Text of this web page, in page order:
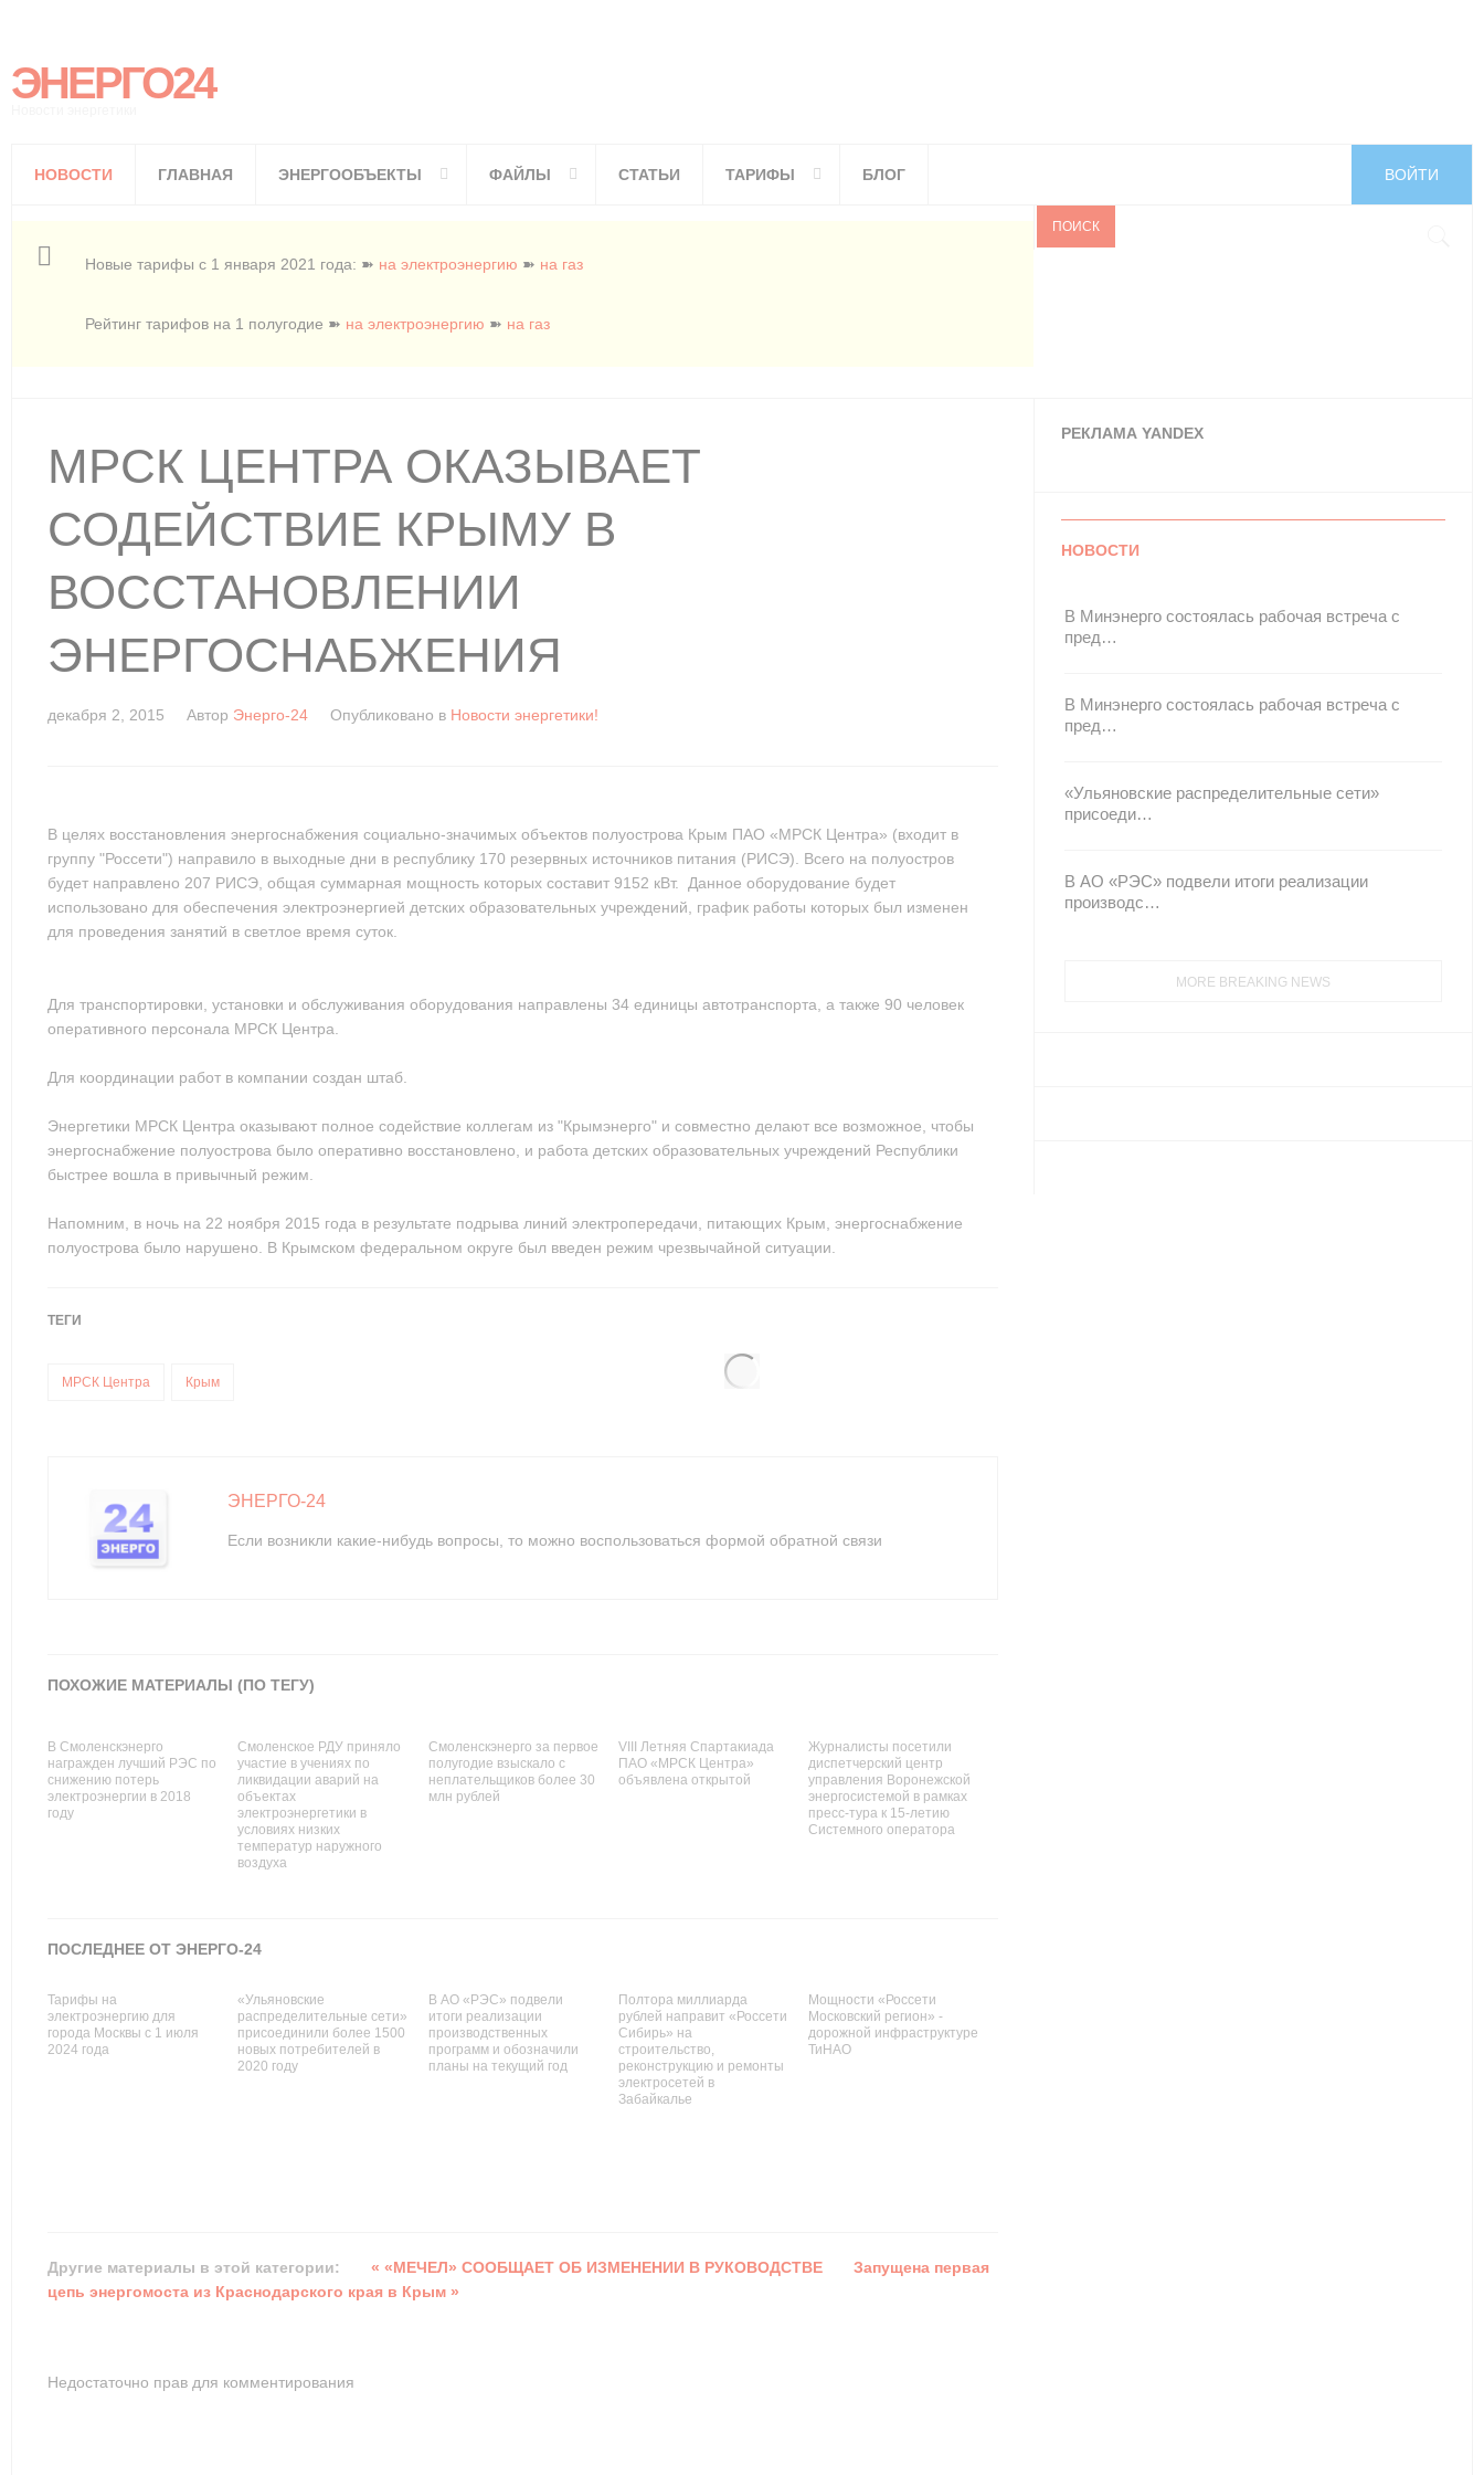
ЭНЕРГО24
НОВОСТИ ГЛАВНАЯ ЭНЕРГООБЪЕКТЫ ФАЙЛЫ СТАТЬИ ТАРИФЫ БЛОГ ВОЙТИ
Новые тарифы с 1 января 2021 года: ➽ на электроэнергию ➽ на газ
Рейтинг тарифов на 1 полугодие ➽ на электроэнергию ➽ на газ
ПОИСК
МРСК ЦЕНТРА ОКАЗЫВАЕТ
СОДЕЙСТВИЕ КРЫМУ В
ВОССТАНОВЛЕНИИ
ЭНЕРГОСНАБЖЕНИЯ
декабря 2, 2015 Автор Энерго-24 Опубликовано в Новости энергетики!
В целях восстановления энергоснабжения социально-значимых объектов полуострова Крым ПАО «МРСК Центра» (входит в
группу "Россети") направило в выходные дни в республику 170 резервных источников питания (РИСЭ). Всего на полуостров
будет направлено 207 РИСЭ, общая суммарная мощность которых составит 9152 кВт. Данное оборудование будет
использовано для обеспечения электроэнергией детских образовательных учреждений, график работы которых был изменен
для проведения занятий в светлое время суток.
Для транспортировки, установки и обслуживания оборудования направлены 34 единицы автотранспорта, а также 90 человек
оперативного персонала МРСК Центра.
Для координации работ в компании создан штаб.
Энергетики МРСК Центра оказывают полное содействие коллегам из "Крымэнерго" и совместно делают все возможное, чтобы
энергоснабжение полуострова было оперативно восстановлено, и работа детских образовательных учреждений Республики
быстрее вошла в привычный режим.
Напомним, в ночь на 22 ноября 2015 года в результате подрыва линий электропередачи, питающих Крым, энергоснабжение
полуострова было нарушено. В Крымском федеральном округе был введен режим чрезвычайной ситуации.
ТЕГИ
МРСК Центра Крым
ЭНЕРГО-24
Если возникли какие-нибудь вопросы, то можно воспользоваться формой обратной связи
ПОХОЖИЕ МАТЕРИАЛЫ (ПО ТЕГУ)
В Смоленскэнерго
награжден лучший РЭС по
снижению потерь
электроэнергии в 2018
году
Смоленское РДУ приняло
участие в учениях по
ликвидации аварий на
объектах
электроэнергетики в
условиях низких
температур наружного
воздуха
Смоленскэнерго за первое
полугодие взыскало с
неплательщиков более 30
млн рублей
VIII Летняя Спартакиада
ПАО «МРСК Центра»
объявлена открытой
Журналисты посетили
диспетчерский центр
управления Воронежской
энергосистемой в рамках
пресс-тура к 15-летию
Системного оператора
ПОСЛЕДНЕЕ ОТ ЭНЕРГО-24
Тарифы на
электроэнергию для
города Москвы с 1 июля
2024 года
«Ульяновские
распределительные сети»
присоединили более 1500
новых потребителей в
2020 году
В АО «РЭС» подвели
итоги реализации
производственных
программ и обозначили
планы на текущий год
Полтора миллиарда
рублей направит «Россети
Сибирь» на
строительство,
реконструкцию и ремонты
электросетей в
Забайкалье
Мощности «Россети
Московский регион» -
дорожной инфраструктуре
ТиНАО
Другие материалы в этой категории: « «МЕЧЕЛ» СООБЩАЕТ ОБ ИЗМЕНЕНИИ В РУКОВОДСТВЕ
Запущена первая
цепь энергомоста из Краснодарского края в Крым »
Недостаточно прав для комментирования
РЕКЛАМА YANDEX
НОВОСТИ
В Минэнерго состоялась рабочая встреча с
пред…
В Минэнерго состоялась рабочая встреча с
пред…
«Ульяновские распределительные сети»
присоеди…
В АО «РЭС» подвели итоги реализации
производс…
MORE BREAKING NEWS